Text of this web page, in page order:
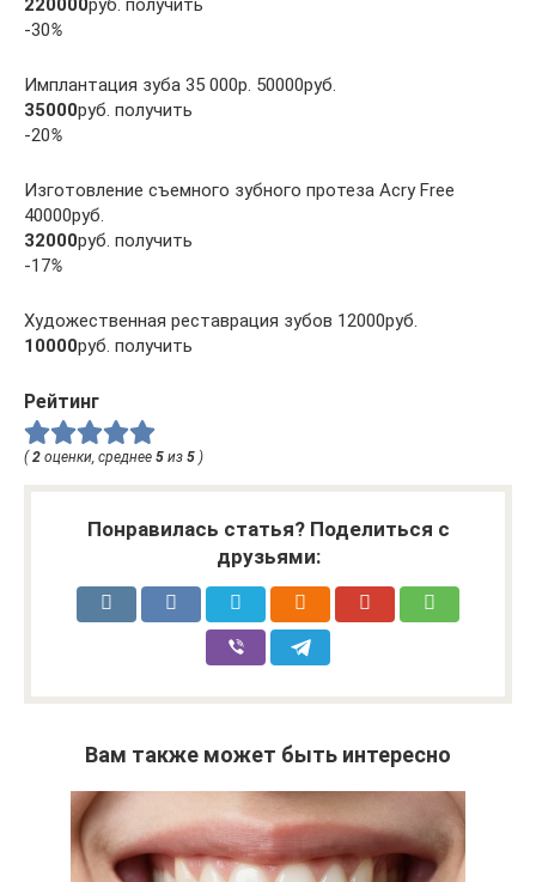
-30%
Имплантация зуба 35 000р. 50000руб.
35000руб. получить
-20%
Изготовление съемного зубного протеза Acry Free
40000руб.
32000руб. получить
-17%
Художественная реставрация зубов 12000руб.
10000руб. получить
Рейтинг
( 2 оценки, среднее 5 из 5 )
Понравилась статья? Поделиться с
друзьями:
Вам также может быть интересно